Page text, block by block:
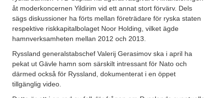
åt moderkoncernen Yildirim vid ett annat stort förvärv. Dels
sägs diskussioner ha förts mellan företrädare för ryska staten
respektive riskkapitalbolaget Noor Holding, vilket ägde
hamnverksamheten mellan 2012 och 2013.
Ryssland generalstabschef Valerij Gerasimov ska i april ha
pekat ut Gävle hamn som särskilt intressant för Nato och
därmed också för Ryssland, dokumenterat i en öppet
tillgänglig video.